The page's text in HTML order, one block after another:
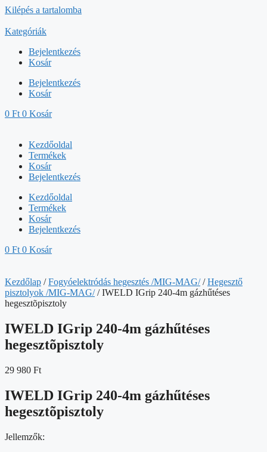
Kilépés a tartalomba
Kategóriák
Bejelentkezés
Kosár
Bejelentkezés
Kosár
0 Ft 0 Kosár
Kezdőoldal
Termékek
Kosár
Bejelentkezés
Kezdőoldal
Termékek
Kosár
Bejelentkezés
0 Ft 0 Kosár
Kezdőlap /Fogyóelektródás hegesztés /MIG-MAG//Hegesztő
pisztolyok /MIG-MAG// IWELD IGrip 240-4m gázhűtéses
hegesztõpisztoly
IWELD IGrip 240-4m gázhűtéses
hegesztõpisztoly
29 980 Ft
IWELD IGrip 240-4m gázhűtéses
hegesztõpisztoly
Jellemzők: